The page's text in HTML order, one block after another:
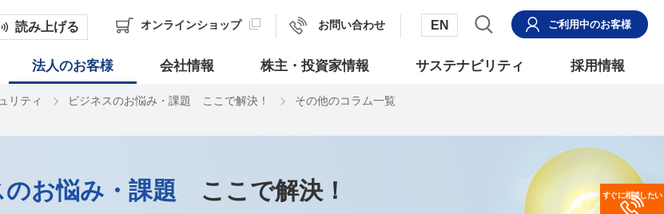
読み上げる オンラインショップ お問い合わせ EN ご利用中のお客様
法人のお客様 会社情報 株主・投資家情報 サステナビリティ 採用情報
リティ ビジネスのお悩み・課題 ここで解決！
その他のコラム一覧
のお悩み・課題 ここで解決！ すぐに相談したい